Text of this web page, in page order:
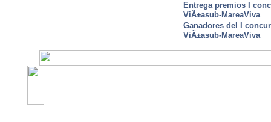
Entrega premios I
ViÃ±asub-MareaViva
Ganadores del I
ViÃ±asub-MareaViva